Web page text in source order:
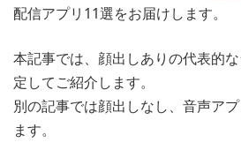
配信アプリ11選をお届けします。
本記事では、顔出しありの代表的
定してご紹介します。
別の記事では顔出しなし、音声ア
ます。